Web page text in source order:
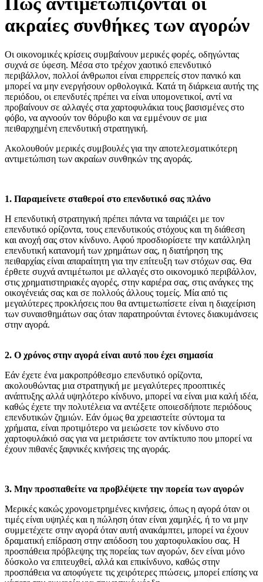
ακραίες συνθήκες των αγορών
Οι οικονομικές κρίσεις συμβαίνουν μερικές φορές, οδηγώντας
συχνά σε ύφεση. Μέσα στο τρέχον χαοτικό επενδυτικό
περιβάλλον, πολλοί άνθρωποι είναι επιρρεπείς στον πανικό και
μπορεί να μην ενεργήσουν ορθολογικά. Κατά τη διάρκεια αυτής της
περιόδου, οι επενδυτές πρέπει να είναι υπομονετικοί, αντί να
προβαίνουν σε αλλαγές στα χαρτοφυλάκια τους βασισμένες στο
φόβο, να αγνοούν τον θόρυβο και να εμμένουν σε μια
πειθαρχημένη επενδυτική στρατηγική.
Ακολουθούν μερικές συμβουλές για την αποτελεσματικότερη
αντιμετώπιση των ακραίων συνθηκών της αγοράς.
1. Παραμείνετε σταθεροί στο επενδυτικό σας πλάνο
Η επενδυτική στρατηγική πρέπει πάντα να ταιριάζει με τον
επενδυτικό ορίζοντα, τους επενδυτικούς στόχους και τη διάθεση
και ανοχή σας στον κίνδυνο. Αφού προσδιορίσετε την κατάλληλη
επενδυτική κατανομή των χρημάτων σας, η διατήρηση της
πειθαρχίας είναι απαραίτητη για την επίτευξη των στόχων σας. Θα
έρθετε συχνά αντιμέτωποι με αλλαγές στο οικονομικό περιβάλλον,
στις χρηματιστηριακές αγορές, στην καριέρα σας, στις ανάγκες της
οικογένειάς σας και σε πολλούς άλλους τομείς. Μία από τις
μεγαλύτερες προκλήσεις που θα αντιμετωπίσετε είναι η διαχείριση
των συναισθημάτων σας όταν παρατηρούνται έντονες διακυμάνσεις
στην αγορά.
2. Ο χρόνος στην αγορά είναι αυτό που έχει σημασία
Εάν έχετε ένα μακροπρόθεσμο επενδυτικό ορίζοντα,
ακολουθώντας μια στρατηγική με μεγαλύτερες προοπτικές
ανάπτυξης αλλά υψηλότερο κίνδυνο, μπορεί να είναι μια καλή ιδέα,
καθώς έχετε την πολυτέλεια να αντέξετε οποιεσδήποτε περιόδους
επενδυτικών ζημιών. Εάν όμως θα χρειαστείτε σύντομα τα
χρήματα, είναι προτιμότερο να μειώσετε τον κίνδυνο στο
χαρτοφυλάκιό σας για να μετριάσετε τον αντίκτυπο που μπορεί να
έχουν πιθανές ξαφνικές κινήσεις της αγοράς.
3. Μην προσπαθείτε να προβλέψετε την πορεία των αγορών
Μερικές κακώς χρονομετρημένες κινήσεις, όπως η αγορά όταν οι
τιμές είναι υψηλές και η πώληση όταν είναι χαμηλές, ή το να μην
συμμετέχετε στην αγορά όταν αυτή ανακάμπτει, μπορεί να έχουν
δραματική επίδραση στην απόδοση του χαρτοφυλακίου σας. Η
προσπάθεια πρόβλεψης της πορείας των αγορών, δεν είναι μόνο
δύσκολο να επιτευχθεί, αλλά και επικίνδυνο, καθώς στην
προσπάθεια να αποφύγετε τις χειρότερες πτώσεις, μπορεί επίσης να